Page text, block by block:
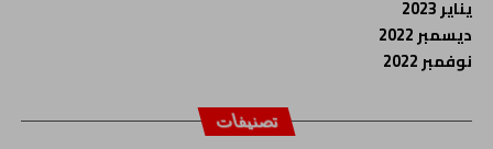
يناير 2023
ديسمبر 2022
نوفمبر 2022
تصنيفات